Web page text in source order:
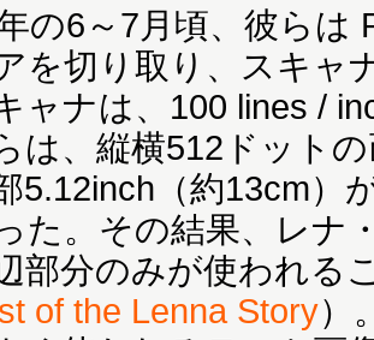
の6～7月頃、彼らは
を切り取り、スキャ
ャナは、100 lines /
は、縦横512ドット
5.12inch（約13cm）
た。その結果、レナ
部分のみが使われる
of the Lenna Story）